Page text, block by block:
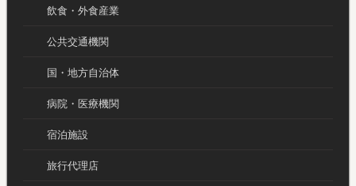
飲食・外食産業
公共交通機関
国・地方自治体
病院・医療機関
宿泊施設
旅行代理店